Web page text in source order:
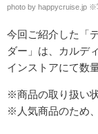
photo by happycruise.jp ※
今回ご紹介した「
ダー」は、
カルデ
インストアにて数
※商品の取り扱い
※人気商品のため